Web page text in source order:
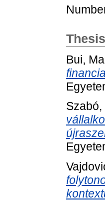
Thesis
Bui,